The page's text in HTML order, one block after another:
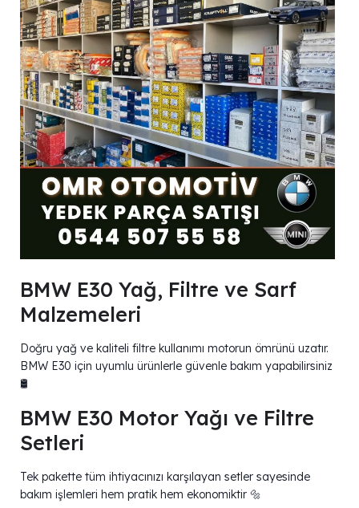
BMW E30 Yağ, Filtre ve Sarf
Malzemeleri
Doğru yağ ve kaliteli filtre kullanımı motorun ömrünü uzatır.
BMW E30 için uyumlu ürünlerle güvenle bakım yapabilirsiniz
🛢️
BMW E30 Motor Yağı ve Filtre
Setleri
Tek pakette tüm ihtiyacınızı karşılayan setler sayesinde
bakım işlemleri hem pratik hem ekonomiktir 🔩